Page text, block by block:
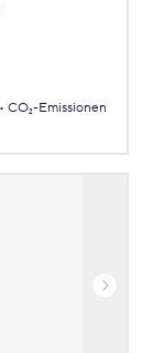
CO₂-Emissionen